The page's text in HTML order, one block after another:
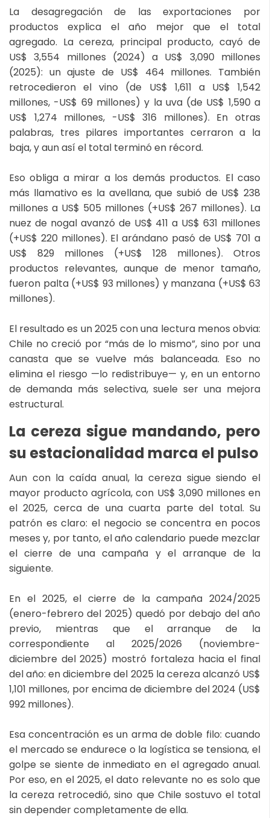
La desagregación de las exportaciones por
productos explica el año mejor que el total
agregado. La cereza, principal producto, cayó de
US$ 3,554 millones (2024) a US$ 3,090 millones
(2025): un ajuste de US$ 464 millones. También
retrocedieron el vino (de US$ 1,611 a US$ 1,542
millones, -US$ 69 millones) y la uva (de US$ 1,590 a
US$ 1,274 millones, -US$ 316 millones). En otras
palabras, tres pilares importantes cerraron a la
baja, y aun así el total terminó en récord.
Eso obliga a mirar a los demás productos. El caso
más llamativo es la avellana, que subió de US$ 238
millones a US$ 505 millones (+US$ 267 millones). La
nuez de nogal avanzó de US$ 411 a US$ 631 millones
(+US$ 220 millones). El arándano pasó de US$ 701 a
US$ 829 millones (+US$ 128 millones). Otros
productos relevantes, aunque de menor tamaño,
fueron palta (+US$ 93 millones) y manzana (+US$ 63
millones).
El resultado es un 2025 con una lectura menos obvia:
Chile no creció por “más de lo mismo”, sino por una
canasta que se vuelve más balanceada. Eso no
elimina el riesgo —lo redistribuye— y, en un entorno
de demanda más selectiva, suele ser una mejora
estructural.
La cereza sigue mandando, pero
su estacionalidad marca el pulso
Aun con la caída anual, la cereza sigue siendo el
mayor producto agrícola, con US$ 3,090 millones en
el 2025, cerca de una cuarta parte del total. Su
patrón es claro: el negocio se concentra en pocos
meses y, por tanto, el año calendario puede mezclar
el cierre de una campaña y el arranque de la
siguiente.
En el 2025, el cierre de la campaña 2024/2025
(enero-febrero del 2025) quedó por debajo del año
previo, mientras que el arranque de la
correspondiente al 2025/2026 (noviembre-
diciembre del 2025) mostró fortaleza hacia el final
del año: en diciembre del 2025 la cereza alcanzó US$
1,101 millones, por encima de diciembre del 2024 (US$
992 millones).
Esa concentración es un arma de doble filo: cuando
el mercado se endurece o la logística se tensiona, el
golpe se siente de inmediato en el agregado anual.
Por eso, en el 2025, el dato relevante no es solo que
la cereza retrocedió, sino que Chile sostuvo el total
sin depender completamente de ella.